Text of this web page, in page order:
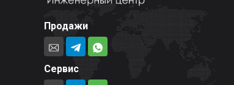
Продажи
Сервис